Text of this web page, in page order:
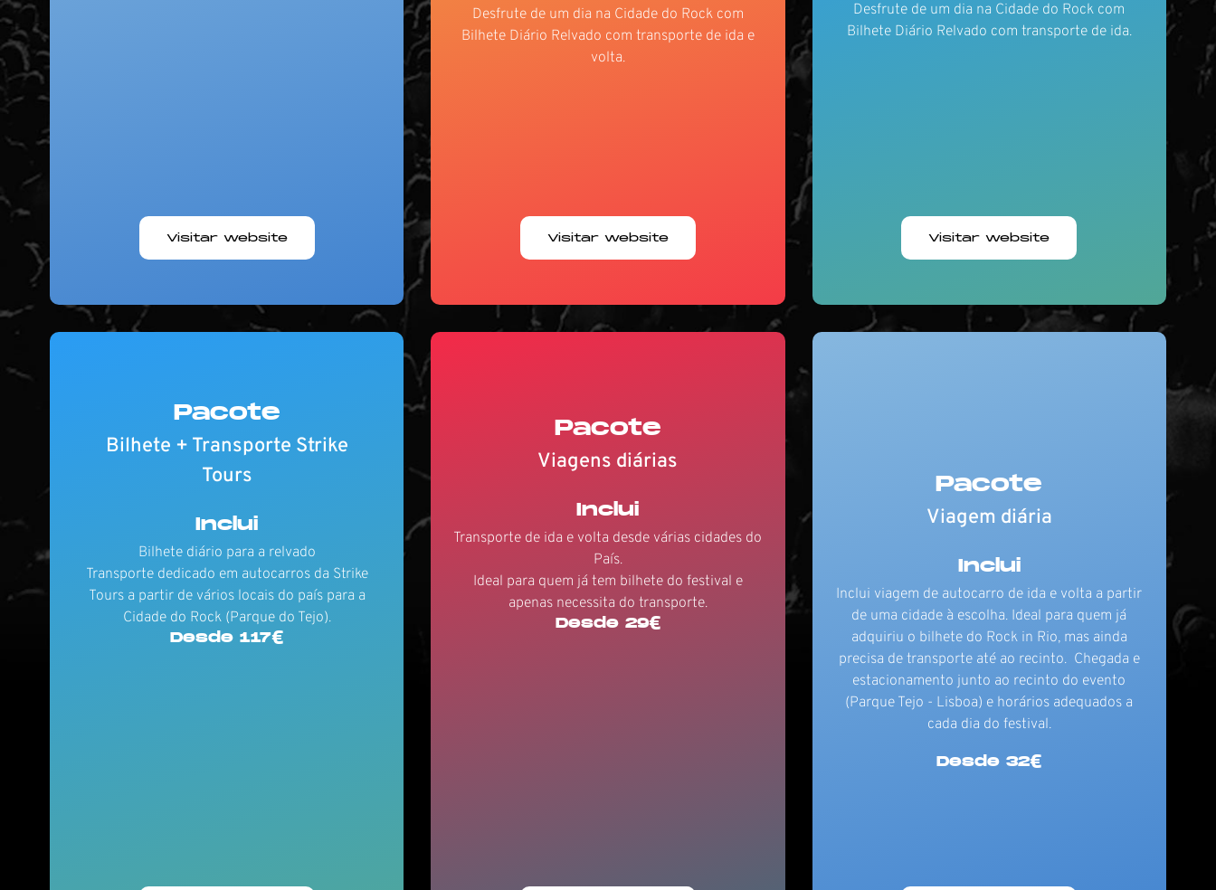
Visitar website
Desfrute de um dia na Cidade do Rock com
Bilhete Diário Relvado com transporte de ida e
volta.
Visitar website
Desfrute de um dia na Cidade do Rock com
Bilhete Diário Relvado com transporte de ida.
Visitar website
Pacote
Bilhete + Transporte Strike
Tours
Inclui
Bilhete diário para a relvado
Transporte dedicado em autocarros da Strike
Tours a partir de vários locais do país para a
Cidade do Rock (Parque do Tejo).
Desde 117€
Pacote
Viagens diárias
Inclui
Transporte de ida e volta desde várias cidades do
País.
Ideal para quem já tem bilhete do festival e
apenas necessita do transporte.
Desde 29€
Pacote
Viagem diária
Inclui
Inclui viagem de autocarro de ida e volta a partir
de uma cidade à escolha. Ideal para quem já
adquiriu o bilhete do Rock in Rio, mas ainda
precisa de transporte até ao recinto. Chegada e
estacionamento junto ao recinto do evento
(Parque Tejo - Lisboa) e horários adequados a
cada dia do festival.
Desde 32€